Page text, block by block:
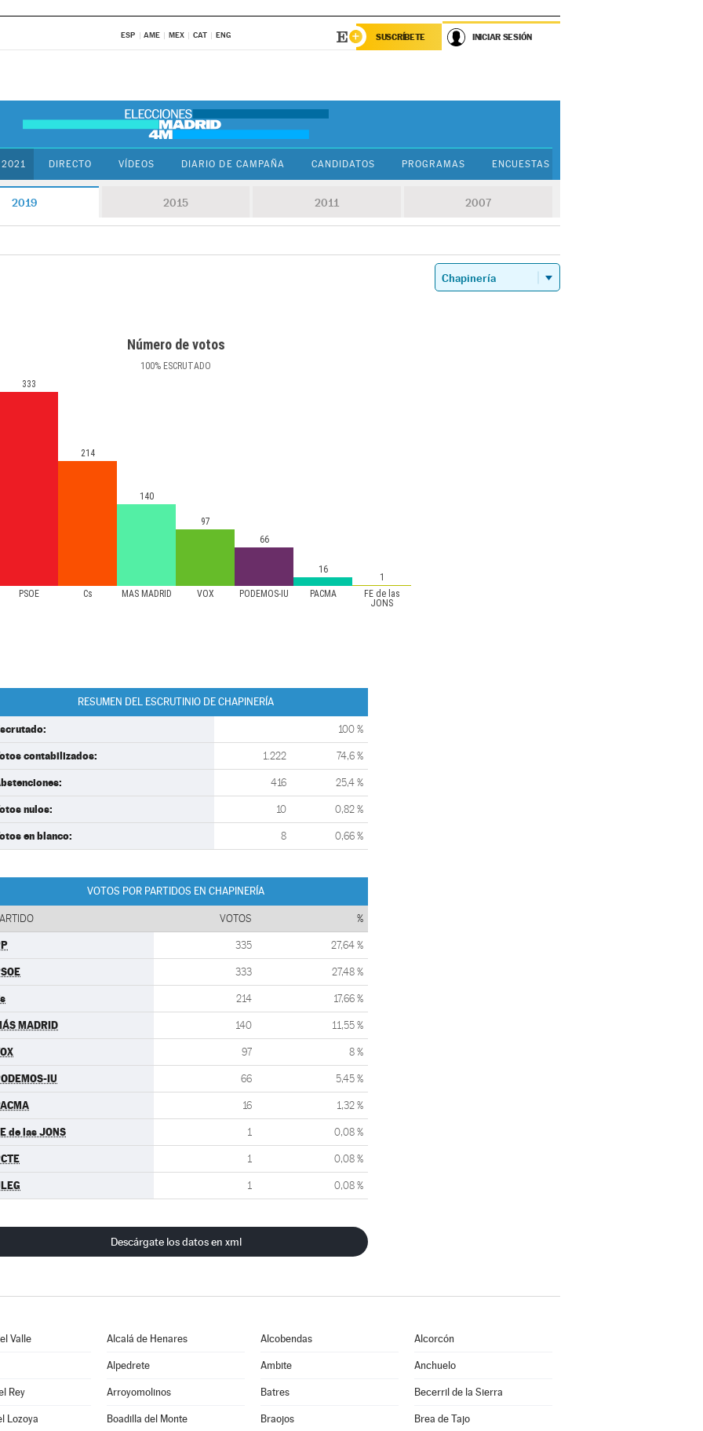
ESP AME MEX CAT ENG SUSCRÍBETE INICIAR SESIÓN
2021 DIRECTO VÍDEOS DIARIO DE CAMPAÑA CANDIDATOS PROGRAMAS ENCUESTAS
2019 2015 2011 2007
Número de votos
100% ESCRUTADO
PSOE Cs MÁS MADRID VOX PODEMOS-IU PACMA
FE de las
JONS
333
214
140
97
66
16
1
RESUMEN DEL ESCRUTINIO DE CHAPINERÍA
100 %
contabilizados: 1.222 74,6 %
416 25,4 %
nulos: 10 0,82 %
en blanco: 8 0,66 %
VOTOS POR PARTIDOS EN CHAPINERÍA
VOTOS %
335 27,64 %
333 27,48 %
214 17,66 %
MADRID 140 11,55 %
97 8 %
IU 66 5,45 %
16 1,32 %
de las JONS 1 0,08 %
1 0,08 %
1 0,08 %
Descárgate los datos en xml
Valle Alcalá de Henares Alcobendas Alcorcón
Alpedrete Ambite Anchuelo
Rey Arroyomolinos Batres Becerril de la Sierra
Lozoya Boadilla del Monte Braojos Brea de Tajo